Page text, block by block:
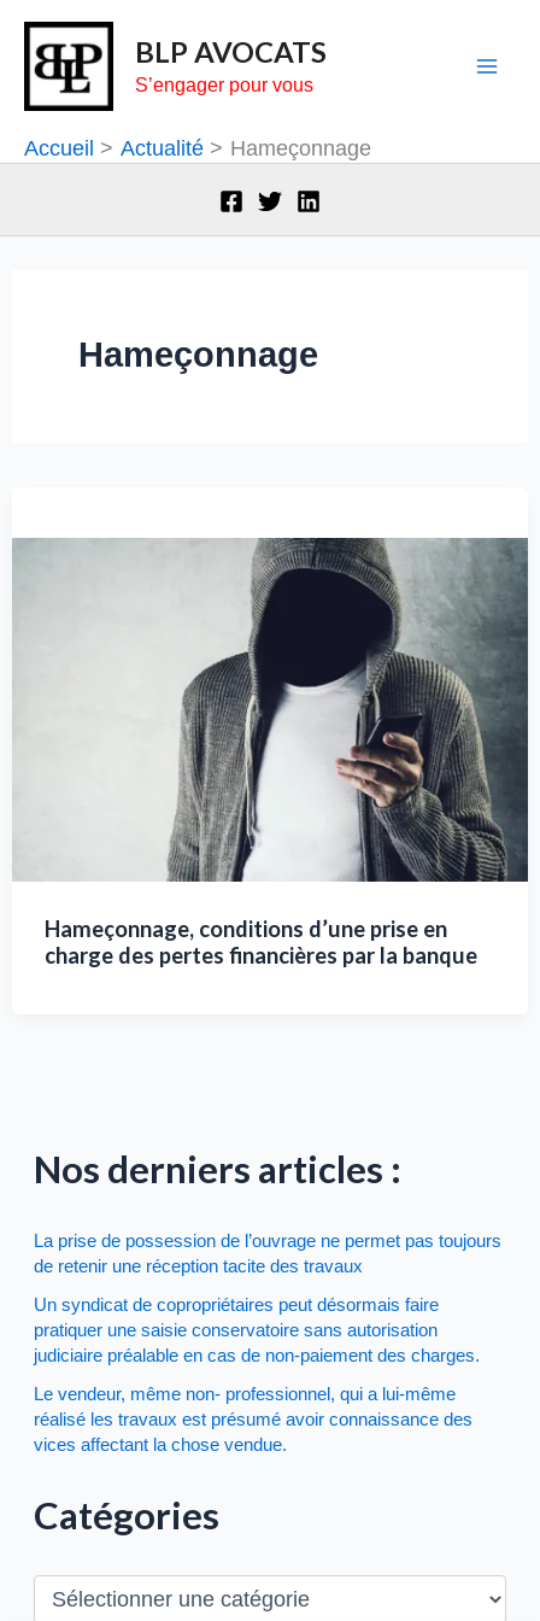
Aller
contenu
BLP AVOCATS
S’engager pour vous
Accueil Actualité Hameçonnage
Hameçonnage
Hameçonnage, conditions d’une prise en
charge des pertes financières par la banque
Nos derniers articles :
La prise de possession de l’ouvrage ne permet pas toujours
de retenir une réception tacite des travaux
Un syndicat de copropriétaires peut désormais faire
pratiquer une saisie conservatoire sans autorisation
judiciaire préalable en cas de non-paiement des charges.
Le vendeur, même non- professionnel, qui a lui-même
réalisé les travaux est présumé avoir connaissance des
vices affectant la chose vendue.
Catégories
C